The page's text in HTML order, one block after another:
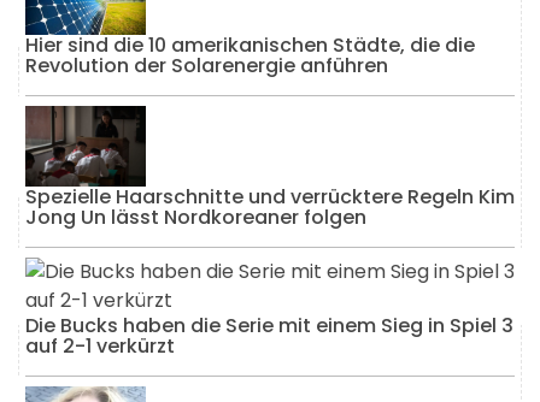
Hier sind die 10 amerikanischen Städte, die die
Revolution der Solarenergie anführen
Spezielle Haarschnitte und verrücktere Regeln Kim
Jong Un lässt Nordkoreaner folgen
Die Bucks haben die Serie mit einem Sieg in Spiel 3
auf 2-1 verkürzt